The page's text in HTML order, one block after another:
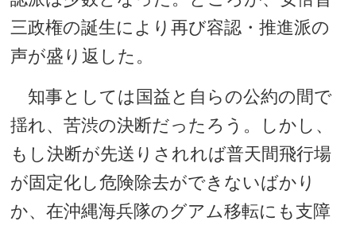
三政権の誕生により再び容認・推進派の
声が盛り返した。
知事としては国益と自らの公約の間で
揺れ、苦渋の決断だったろう。しかし、
もし決断が先送りされれば普天間飛行場
が固定化し危険除去ができないばかり
か、在沖縄海兵隊のグアム移転にも支障